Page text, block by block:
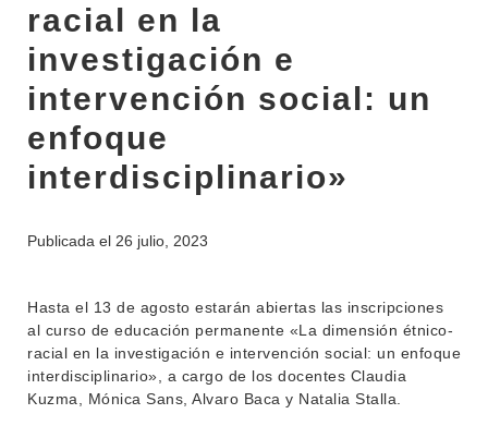
INSTITUCIONAL
INVESTIGACIÓN
EXTENSIÓN
SERVICIOS
BEDELÍA
POSGRADOS
EDUCACIÓN PERMANENTE
MOVILIDAD ACADÉMICA
racial en la
investigación e
intervención social: un
enfoque
interdisciplinario»
Publicada el 26 julio, 2023
Hasta el 13 de agosto estarán abiertas las inscripciones
al curso de educación permanente «La dimensión étnico-
racial en la investigación e intervención social: un enfoque
interdisciplinario», a cargo de los docentes Claudia
Kuzma, Mónica Sans, Alvaro Baca y Natalia Stalla.